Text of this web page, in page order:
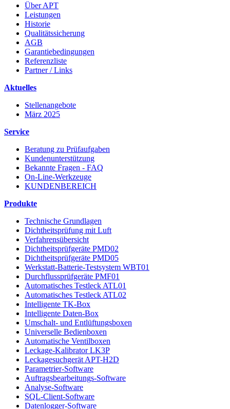
Über APT
Leistungen
Historie
Qualitätssicherung
AGB
Garantiebedingungen
Referenzliste
Partner / Links
Aktuelles
Stellenangebote
März 2025
Service
Beratung zu Prüfaufgaben
Kundenunterstützung
Bekannte Fragen - FAQ
On-Line-Werkzeuge
KUNDENBEREICH
Produkte
Technische Grundlagen
Dichtheitsprüfung mit Luft
Verfahrensübersicht
Dichtheitsprüfgeräte PMD02
Dichtheitsprüfgeräte PMD05
Werkstatt-Batterie-Testsystem WBT01
Durchflussprüfgeräte PMF01
Automatisches Testleck ATL01
Automatisches Testleck ATL02
Intelligente TK-Box
Intelligente Daten-Box
Umschalt- und Entlüftungsboxen
Universelle Bedienboxen
Automatische Ventilboxen
Leckage-Kalibrator LK3P
Leckagesuchgerät APT-H2D
Parametrier-Software
Auftragsbearbeitungs-Software
Analyse-Software
SQL-Client-Software
Datenlogger-Software